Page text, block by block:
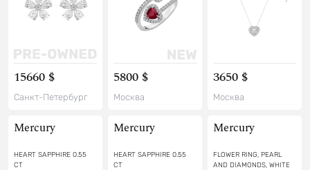
15660 $
Санкт-Петербург
5800 $
Москва
3650 $
Москва
Mercury
HEART SAPPHIRE 0.55
CT
Mercury
HEART SAPPHIRE 0.55
CT
Mercury
FLOWER RING, PEARL
AND DIAMONDS, WHITE